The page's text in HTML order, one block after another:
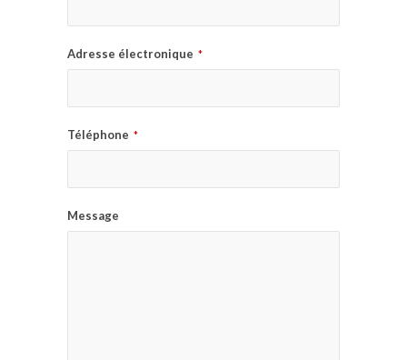
Adresse électronique *
Téléphone *
Message